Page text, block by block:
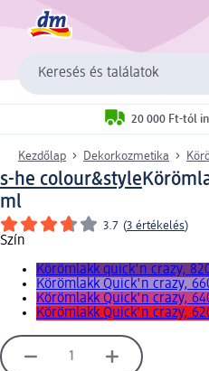
Keresés és találatok
20 000 Ft-tól
Kezdőlap Dekorkozmetika
s-he colour&style
ml
3.7 (3 értékelés)
Szín
Körömlakk quick'n crazy,
Körömlakk Quick'n crazy,
Körömlakk Quick'n crazy,
Körömlakk Quick'n crazy,